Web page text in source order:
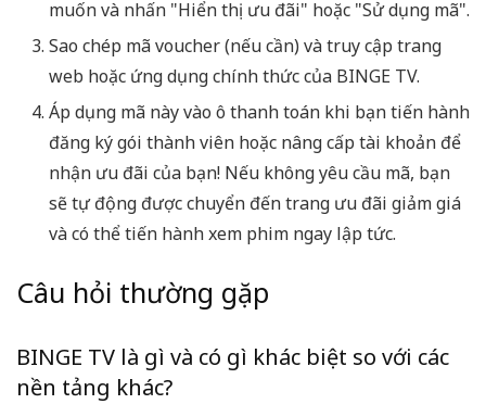
muốn và nhấn "Hiển thị ưu đãi" hoặc "Sử dụng mã".
Sao chép mã voucher (nếu cần) và truy cập trang
web hoặc ứng dụng chính thức của BINGE TV.
Áp dụng mã này vào ô thanh toán khi bạn tiến hành
đăng ký gói thành viên hoặc nâng cấp tài khoản để
nhận ưu đãi của bạn! Nếu không yêu cầu mã, bạn
sẽ tự động được chuyển đến trang ưu đãi giảm giá
và có thể tiến hành xem phim ngay lập tức.
Câu hỏi thường gặp
BINGE TV là gì và có gì khác biệt so với các
nền tảng khác?